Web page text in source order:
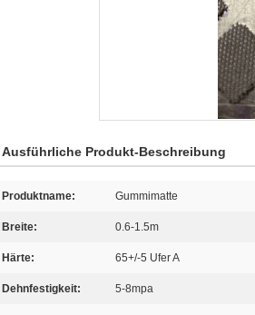
Ausführliche Produkt-Beschreibung
Produktname: Gummimatte
Breite: 0.6-1.5m
Härte: 65+/-5 Ufer A
Dehnfestigkeit: 5-8mpa